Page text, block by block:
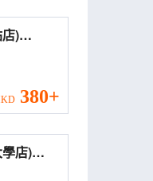
)
380+
店)
of